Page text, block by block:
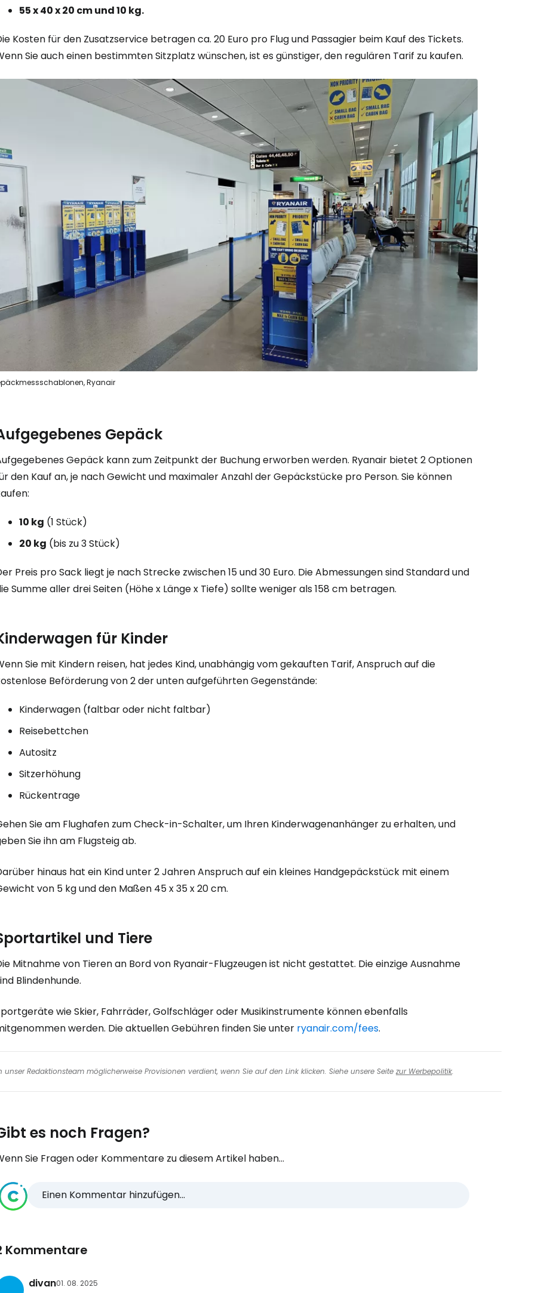
55 x 40 x 20 cm und 10 kg.
Kosten für den Zusatzservice betragen ca. 20 Euro pro Flug und Passagier beim Kauf des Tickets.
Sie auch einen bestimmten Sitzplatz wünschen, ist es günstiger, den regulären Tarif zu kaufen.
Ryanair
Gepäck
Gepäck kann zum Zeitpunkt der Buchung erworben werden. Ryanair bietet 2 Optionen
den Kauf an, je nach Gewicht und maximaler Anzahl der Gepäckstücke pro Person. Sie können
10 kg (1 Stück)
20 kg (bis zu 3 Stück)
Preis pro Sack liegt je nach Strecke zwischen 15 und 30 Euro. Die Abmessungen sind Standard und
Summe aller drei Seiten (Höhe x Länge x Tiefe) sollte weniger als 158 cm betragen.
für Kinder
Sie mit Kindern reisen, hat jedes Kind, unabhängig vom gekauften Tarif, Anspruch auf die
Beförderung von 2 der unten aufgeführten Gegenstände:
Kinderwagen (faltbar oder nicht faltbar)
Reisebettchen
Autositz
Sitzerhöhung
Rückentrage
Sie am Flughafen zum Check-in-Schalter, um Ihren Kinderwagenanhänger zu erhalten, und
Sie ihn am Flugsteig ab.
hinaus hat ein Kind unter 2 Jahren Anspruch auf ein kleines Handgepäckstück mit einem
von 5 kg und den Maßen 45 x 35 x 20 cm.
und Tiere
Mitnahme von Tieren an Bord von Ryanair-Flugzeugen ist nicht gestattet. Die einzige Ausnahme
Blindenhunde.
wie Skier, Fahrräder, Golfschläger oder Musikinstrumente können ebenfalls
werden. Die aktuellen Gebühren finden Sie unter ryanair.com/fees.
Redaktionsteam möglicherweise Provisionen verdient, wenn Sie auf den Link klicken. Siehe unsere Seite zur Werbepolitik.
es noch Fragen?
Sie Fragen oder Kommentare zu diesem Artikel haben...
Einen Kommentar hinzufügen...
Kommentare
divan01. 08. 2025
Anmeldung bei Cestee
... die weltweite Reise-Community
Weiter mit Google